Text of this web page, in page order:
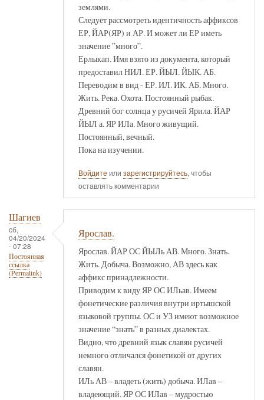
землями.
Следует рассмотреть идентичность аффиксов
ЕР, ЙАР(ЯР) и АР. И может ли ЕР иметь
значение ”много”.
Ерлыкап. Имя взято из документа, который
предоставил НИЛ. ЕР. ЙЫЛ. ЙЫК. АБ.
Переводим в вид - ЕР. ИЛ. ИК. АБ. Много.
Жить. Река. Охота. Постоянный рыбак.
Древний бог солнца у русичей Ярила. ЙАР
ЙЫЛ а. ЯР ИЛа. Много живущий.
Постоянный, вечный.
Пока на изучении.
Войдите или зарегистрируйтесь, чтобы
оставлять комментарии
Шагиев
сб,
04/20/2024
- 07:28
Постоянная
ссылка
(Permalink)
Ярослав.
Ярослав. ЙАР ОС ЙЫЛь АВ. Много. Знать.
Жить. Добыча. Возможно, АВ здесь как
аффикс принадлежности.
Приводим к виду ЯР ОС ИЛьав. Имеем
фонетические различия внутри иртышской
языковой группы. ОС и УЗ имеют возможное
значение “знать” в разных диалектах.
Видно, что древний язык славян русичей
немного отличался фонетикой от других
славян.
ИЛь АВ – владеть (жить) добыча. ИЛав –
владеющий. ЯР ОС ИЛав – мудростью